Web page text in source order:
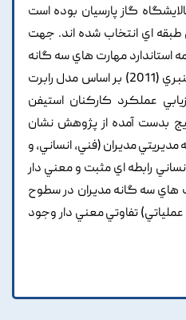
گاز پارسيان بوده است
اي انتخاب شده اند. جهت
استاندارد مهارت هاي سه گانه
(فني, انساني, ادراکي) مديريتي قنبري (2011) بر اساس مدل رابرت
عملکرد کارکنان استيفن
شد. نتايج بدست آمده از پژوهش نشان
مديران (فني, انساني, و
رابطه اي مثبت و معني دار
هاي سه گانه مديران در سطوح
تفاوتي معني دار وجود